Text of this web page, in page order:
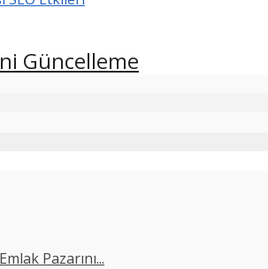
Güncelleme
Pazarını...